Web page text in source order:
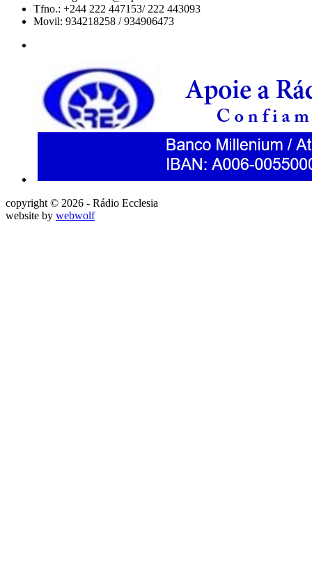
Tfno.: +244 222 447153/ 222 443093
Movil: 934218258 / 934906473
copyright © 2026 - Rádio Ecclesia
website by webwolf